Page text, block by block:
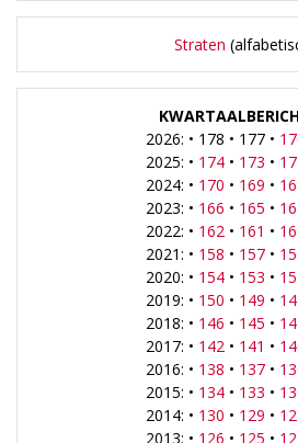
Straten
2026: • 178 • 177 •
2025: • 174• 173 •
2024: • 170 • 169 •
2023: • 166 • 165 •
2022: • 162• 161 •
2021: • 158 • 157•
2020: • 154• 153 •
2019: • 150 • 149 •
2018: • 146 • 145 •
2017: • 142• 141 •
2016: • 138 • 137•
2015: • 134• 133 •
2014: • 130 • 129 •
2013: • 126 • 125 •